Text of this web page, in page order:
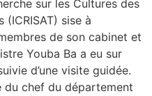
sur les Cultures des
(ICRISAT) sise à
de son cabinet et
Youba Ba a eu sur
d’une visite guidée.
chef du département